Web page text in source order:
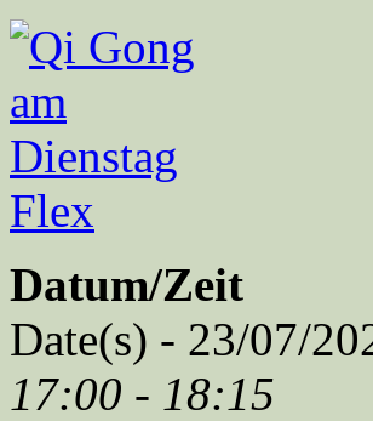
Datum/Zeit
Date(s) - 23/07/
17:00 - 18:15